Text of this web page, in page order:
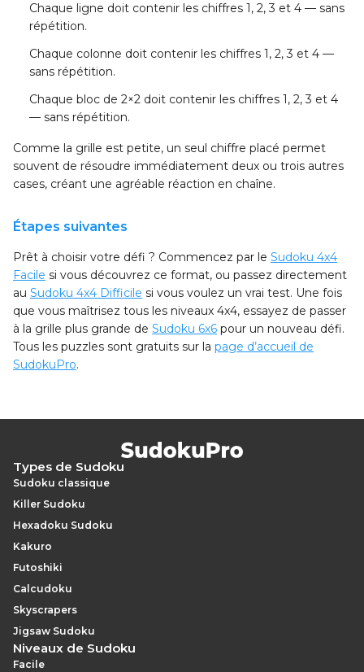
Chaque ligne doit contenir les chiffres 1, 2, 3 et 4 — sans
répétition.
Chaque colonne doit contenir les chiffres 1, 2, 3 et 4 —
sans répétition.
Chaque bloc de 2×2 doit contenir les chiffres 1, 2, 3 et 4
— sans répétition.
Comme la grille est petite, un seul chiffre placé permet
souvent de résoudre immédiatement deux ou trois autres
cases, créant une agréable réaction en chaîne.
Étapes suivantes
Prêt à choisir votre défi ? Commencez par le Sudoku 4x4
Facile si vous découvrez ce format, ou passez directement
au Sudoku 4x4 Difficile si vous voulez un vrai test. Une fois
que vous maîtrisez tous les niveaux 4x4, essayez de passer
à la grille plus grande de Sudoku 6x6 pour un nouveau défi.
Tous les puzzles sont gratuits sur la page d’accueil de
SudokuPro.
Types de Sudoku
Sudoku classique
Killer Sudoku
Hexadoku Sudoku
Kakuro
Futoshiki
Calcudoku
Skyscrapers
Jigsaw Sudoku
Niveaux de Sudoku
Facile